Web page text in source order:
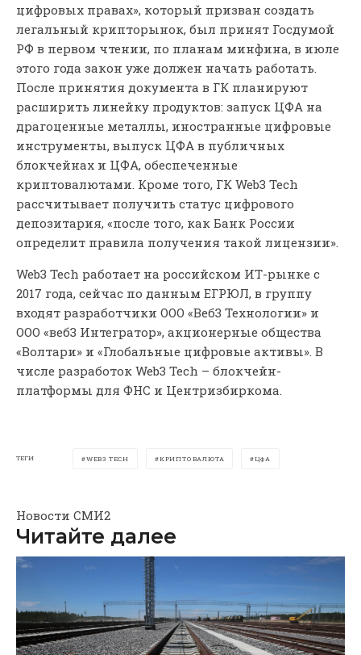
цифровых правах», который призван создать
легальный крипторынок, был принят Госдумой
РФ в первом чтении, по планам минфина, в июле
этого года закон уже должен начать работать.
После принятия документа в ГК планируют
расширить линейку продуктов: запуск ЦФА на
драгоценные металлы, иностранные цифровые
инструменты, выпуск ЦФА в публичных
блокчейнах и ЦФА, обеспеченные
криптовалютами. Кроме того, ГК Web3 Tech
рассчитывает получить статус цифрового
депозитария, «после того, как Банк России
определит правила получения такой лицензии».
Web3 Tech работает на российском ИТ-рынке с
2017 года, сейчас по данным ЕГРЮЛ, в группу
входят разработчики ООО «Веб3 Технологии» и
ООО «веб3 Интегратор», акционерные общества
«Волтари» и «Глобальные цифровые активы». В
числе разработок Web3 Tech – блокчейн-
платформы для ФНС и Центризбиркома.
ТЕГИ WEB3 TECH КРИПТОВАЛЮТА ЦФА
Новости СМИ2
Читайте далее